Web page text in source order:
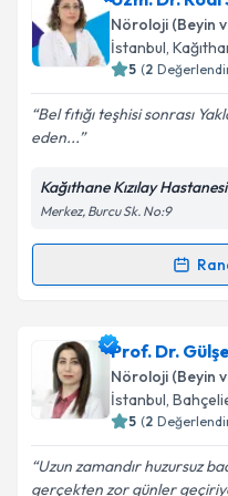
E-posta Adresiniz
kapsamda
Nöroloji (Beyin
İstanbul,
5 (2
Bel fıtığı teşhisi sonrası
eden...
Kağıthane Kızılay Hastanesi
Merkez, Burcu Sk. No:9
Randevu
Uzm. Dr. Rodi Sarı
oluşturun. Size bu
takvim
Prof. Dr.
Nöroloji (Beyin
İstanbul,
5 (2
Uzun zamandır huzursuz
gerçekten zor günler